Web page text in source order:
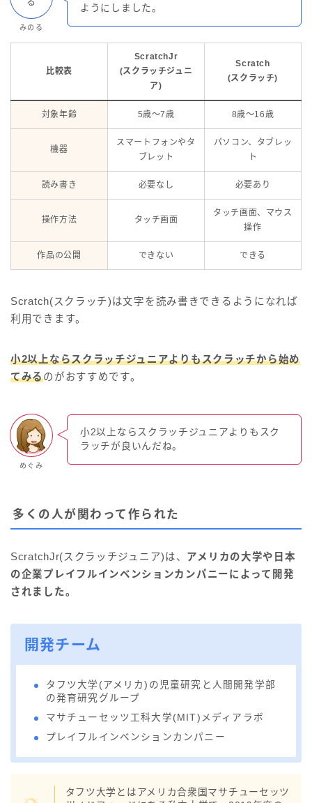
みのる
ようにしました。
比較表
ScratchJr
(スクラッチジュニ
ア)
Scratch
(スクラッチ)
対象年齢 5歳～7歳 8歳～16歳
機器
スマートフォンやタ
ブレット
パソコン、タブレッ
ト
読み書き 必要なし 必要あり
操作方法 タッチ画面
タッチ画面、マウス
操作
作品の公開 できない できる
Scratch(スクラッチ)は文字を読み書きできるようになれば
利用できます。
小2以上ならスクラッチジュニアよりもスクラッチから始め
てみるのがおすすめです。
めぐみ
小2以上ならスクラッチジュニアよりもスク
ラッチが良いんだね。
多くの人が関わって作られた
ScratchJr(スクラッチジュニア)は、 アメリカの大学や日本
の企業プレイフルインベンションカンパニーによって開発
されました。
開発チーム
タフツ大学(アメリカ)の児童研究と人間開発学部
の発育研究グループ
マサチューセッツ工科大学(MIT)メディアラボ
プレイフルインベンションカンパニー
タフツ大学とはアメリカ合衆国マサチューセッツ